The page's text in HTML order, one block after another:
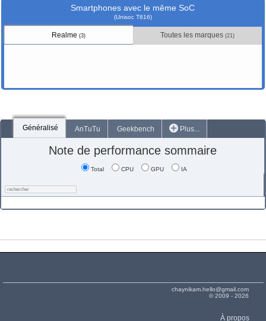
Smartphones avec le même SoC
(Unisoc T616)
Realme(3) Toutes les marques(21)
Généralisé AnTuTu Geekbench Plus...
Note de performance sommaire
Total CPU GPU IA
chaynikam.hello@gmail.com
© 2009 - 2026
À propos